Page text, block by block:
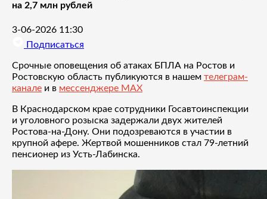
на 2,7 млн рублей
3-06-2026 11:30
Подписаться
Срочные оповещения об атаках БПЛА на Ростов и
Ростовскую область публикуются в нашем телеграм-
канале и в мессенджере MAX
В Краснодарском крае сотрудники Госавтоинспекции
и уголовного розыска задержали двух жителей
Ростова-на-Дону. Они подозреваются в участии в
крупной афере. Жертвой мошенников стал 79-летний
пенсионер из Усть-Лабинска.